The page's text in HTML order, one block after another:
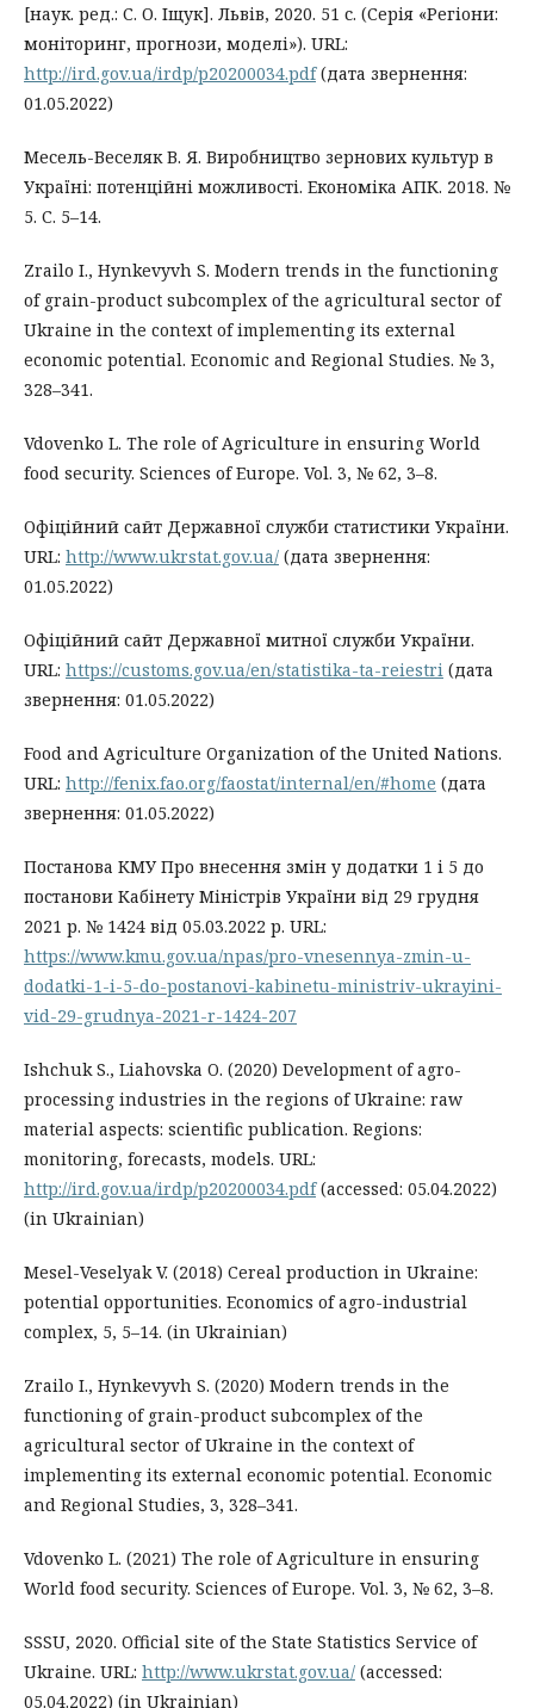
[наук. ред.: С. О. Іщук]. Львів, 2020. 51 с. (Серія «Регіони:
моніторинг, прогнози, моделі»). URL:
http://ird.gov.ua/irdp/p20200034.pdf(дата звернення:
01.05.2022)
Месель-Веселяк В. Я. Виробництво зернових культур в
Україні: потенційні можливості. Економіка АПК. 2018. №
5. С. 5–14.
Zrailo I., Hynkevyvh S. Modern trends in the functioning
of grain-product subcomplex of the agricultural sector of
Ukraine in the context of implementing its external
economic potential. Economic and Regional Studies. № 3,
328–341.
Vdovenko L. The role of Agriculture in ensuring World
food security. Sciences of Europe. Vol. 3, № 62, 3–8.
Офіційний сайт Державної служби статистики України.
URL: http://www.ukrstat.gov.ua/ (дата звернення:
01.05.2022)
Офіційний сайт Державної митної служби України.
URL: https://customs.gov.ua/en/statistika-ta-reiestri (дата
звернення: 01.05.2022)
Food and Agriculture Organization of the United Nations.
URL: http://fenix.fao.org/faostat/internal/en/#home (дата
звернення: 01.05.2022)
Постанова КМУ Про внесення змін у додатки 1 і 5 до
постанови Кабінету Міністрів України від 29 грудня
2021 р. № 1424 від 05.03.2022 р. URL:
https://www.kmu.gov.ua/npas/pro-vnesennya-zmin-u-
dodatki-1-i-5-do-postanovi-kabinetu-ministriv-ukrayini-
vid-29-grudnya-2021-r-1424-207
Ishchuk S., Liahovska O. (2020) Development of agro-
processing industries in the regions of Ukraine: raw
material aspects: scientific publication. Regions:
monitoring, forecasts, models. URL:
http://ird.gov.ua/irdp/p20200034.pdf(accessed: 05.04.2022)
(in Ukrainian)
Mesel-Veselyak V. (2018) Cereal production in Ukraine:
potential opportunities. Economics of agro-industrial
complex, 5, 5–14. (in Ukrainian)
Zrailo I., Hynkevyvh S. (2020) Modern trends in the
functioning of grain-product subcomplex of the
agricultural sector of Ukraine in the context of
implementing its external economic potential. Economic
and Regional Studies, 3, 328–341.
Vdovenko L. (2021) The role of Agriculture in ensuring
World food security. Sciences of Europe. Vol. 3, № 62, 3–8.
SSSU, 2020. Official site of the State Statistics Service of
Ukraine. URL: http://www.ukrstat.gov.ua/ (accessed:
05.04.2022) (in Ukrainian)